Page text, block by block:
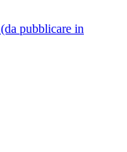
pubblicare in